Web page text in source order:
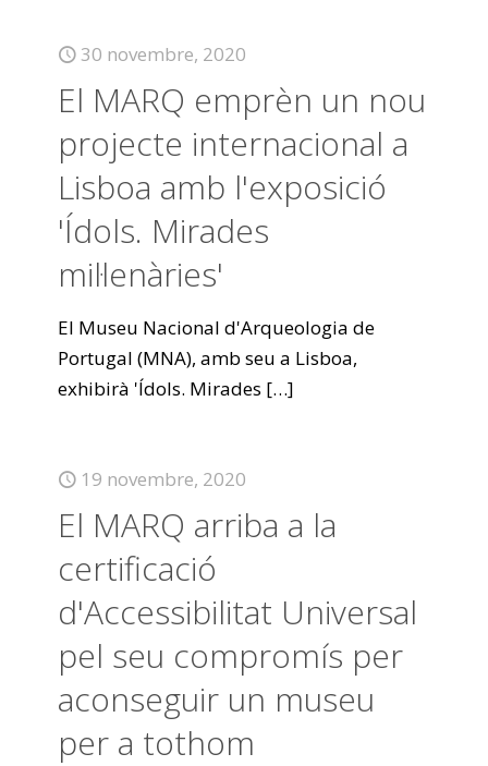
30 novembre, 2020
El MARQ emprèn un nou
projecte internacional a
Lisboa amb l'exposició
'Ídols. Mirades
mil·lenàries'
El Museu Nacional d'Arqueologia de
Portugal (MNA), amb seu a Lisboa,
exhibirà 'Ídols. Mirades […]
19 novembre, 2020
El MARQ arriba a la
certificació
d'Accessibilitat Universal
pel seu compromís per
aconseguir un museu
per a tothom